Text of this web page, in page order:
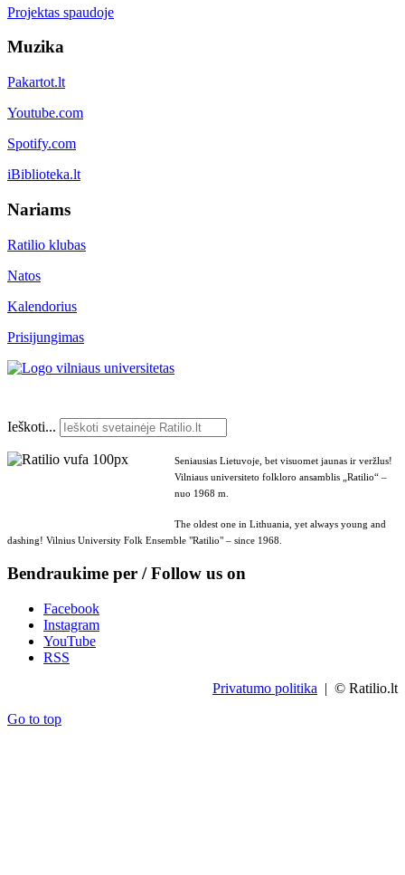
Projektas spaudoje
Muzika
Pakartot.lt
Youtube.com
Spotify.com
iBiblioteka.lt
Nariams
Ratilio klubas
Natos
Kalendorius
Prisijungimas
Ieškoti...
Seniausias Lietuvoje, bet visuomet jaunas ir veržlus!
Vilniaus universiteto folkloro ansamblis „Ratilio“ –
nuo 1968 m.
The oldest one in Lithuania, yet always young and
dashing! Vilnius University Folk Ensemble "Ratilio" – since 1968.
Bendraukime per / Follow us on
Facebook
Instagram
YouTube
RSS
Privatumo politika | © Ratilio.lt
Go to top